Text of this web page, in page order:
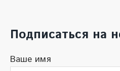
Подписаться на
Ваше имя